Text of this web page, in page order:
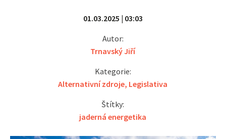
01.03.2025 | 03:03
Autor:
Trnavský Jiří
Kategorie:
Alternativní zdroje, Legislativa
Štítky:
jaderná energetika